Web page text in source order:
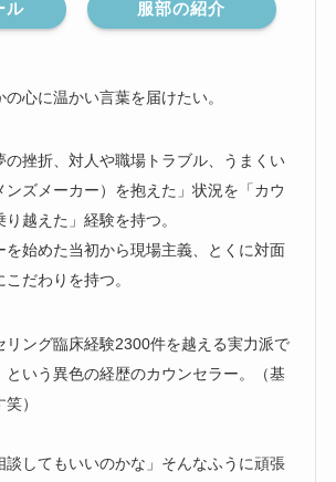
ル 服部の紹介
心に温かい言葉を届けたい。
の挫折、対人や職場トラブル、うまくい
ンズメーカー）を抱えた」状況を「カウ
越えた」経験を持つ。
を始めた当初から現場主義、とくに対面
だわりを持つ。
リング臨床経験2300件を越える実力派で
という異色の経歴のカウンセラー。（基
）
談してもいいのかな」そんなふうに頑張